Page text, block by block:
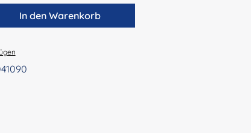
Gib den gewünschten Wert ein
In den Warenkorb